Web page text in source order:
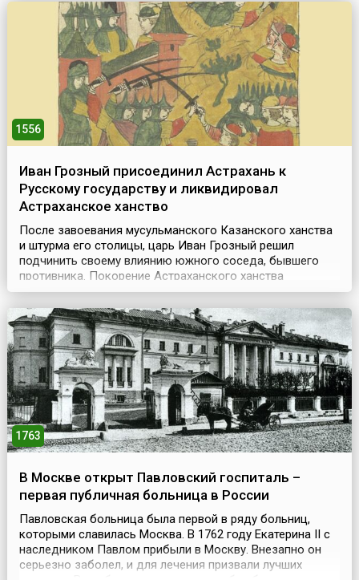
1556
Иван Грозный присоединил Астрахань к
Русскому государству и ликвидировал
Астраханское ханство
После завоевания мусульманского Казанского ханства
и штурма его столицы, царь Иван Грозный решил
подчинить своему влиянию южного соседа, бывшего
противника. Покорение Астраханского ханства
позволило бы добиться контроля над всем бассейном
Волги и получить прямой выход в Каспийское море.
Поводом к началу военных действий стало пленение
местным ханом Ямгурчеем московских послов в
Астрахани. Весн...
1763
В Москве открыт Павловский госпиталь –
первая публичная больница в России
Павловская больница была первой в ряду больниц,
которыми славилась Москва. В 1762 году Екатерина II с
наследником Павлом прибыли в Москву. Внезапно он
серьезно заболел, и для лечения призвали лучших